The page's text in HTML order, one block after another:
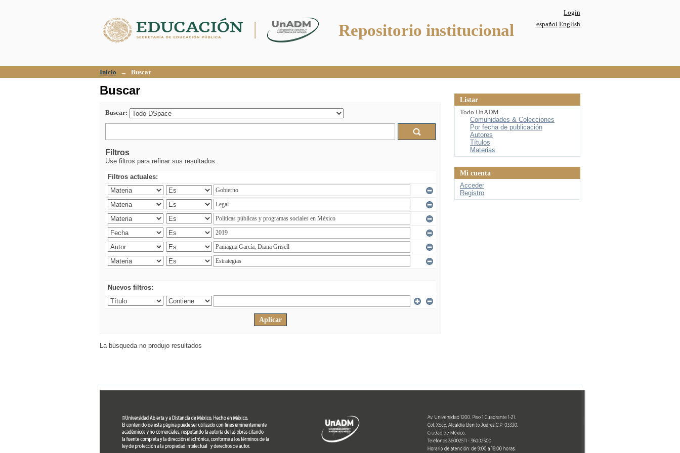
Repositorio institucional
Login
español English
Inicio → Buscar
Buscar
Buscar:
Filtros
Use filtros para refinar sus resultados.
Filtros actuales:
Nuevos filtros:
La búsqueda no produjo resultados
Listar
Todo UnADM
Comunidades & Colecciones
Por fecha de publicación
Autores
Títulos
Materias
Mi cuenta
Acceder
Registro